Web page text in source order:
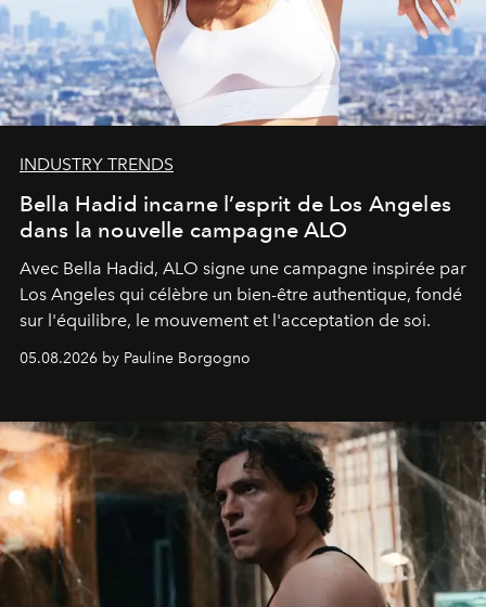
INDUSTRY TRENDS
Bella Hadid incarne l’esprit de Los Angeles
dans la nouvelle campagne ALO
Avec Bella Hadid, ALO signe une campagne inspirée par
Los Angeles qui célèbre un bien-être authentique, fondé
sur l'équilibre, le mouvement et l'acceptation de soi.
05.08.2026 by Pauline Borgogno